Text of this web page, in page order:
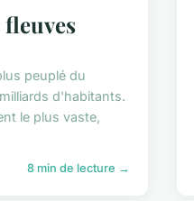
peuplé du
d'habitants.
le plus vaste,
8 min de lecture →